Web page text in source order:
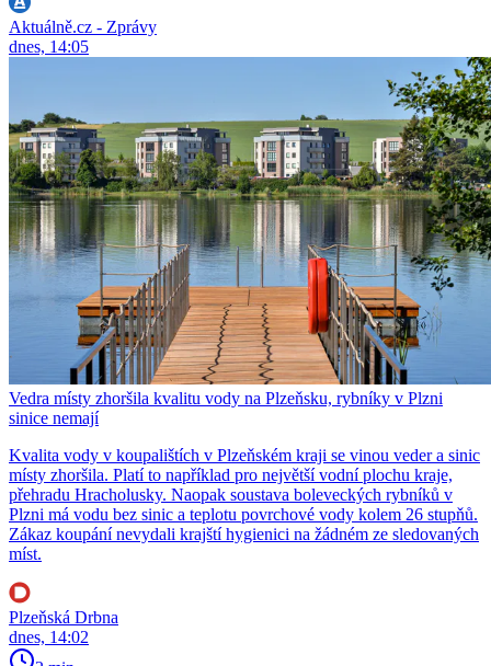
Aktuálně.cz - Zprávy
dnes, 14:05
Vedra místy zhoršila kvalitu vody na Plzeňsku, rybníky v Plzni
sinice nemají
Kvalita vody v koupalištích v Plzeňském kraji se vinou veder a sinic
místy zhoršila. Platí to například pro největší vodní plochu kraje,
přehradu Hracholusky. Naopak soustava boleveckých rybníků v
Plzni má vodu bez sinic a teplotu povrchové vody kolem 26 stupňů.
Zákaz koupání nevydali krajští hygienici na žádném ze sledovaných
míst.
Plzeňská Drbna
dnes, 14:02